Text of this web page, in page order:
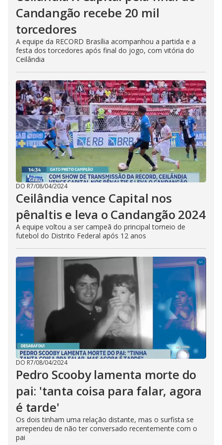
Candangão recebe 20 mil
torcedores
A equipe da RECORD Brasília acompanhou a partida e a
festa dos torcedores após final do jogo, com vitória do
Ceilândia
DO R7/08/04/2024
Ceilândia vence Capital nos
pênaltis e leva o Candangão 2024
A equipe voltou a ser campeã do principal torneio de
futebol do Distrito Federal após 12 anos
DO R7/08/04/2024
Pedro Scooby lamenta morte do
pai: 'tanta coisa para falar, agora
é tarde'
Os dois tinham uma relação distante, mas o surfista se
arrependeu de não ter conversado recentemente com o
pai